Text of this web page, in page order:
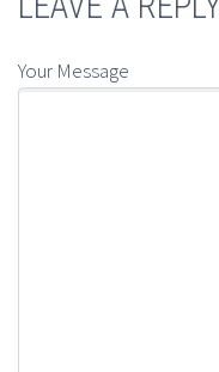
Your Message